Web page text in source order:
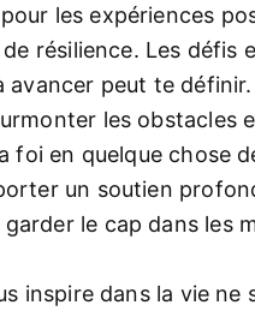
les expériences
résilience. Les
avancer peut te définir.
les obstacles
foi en quelque chose
un soutien
le cap dans les
inspire dans la vie